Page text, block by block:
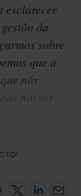
esclarecer
da
sobre
que a
nós
nossas